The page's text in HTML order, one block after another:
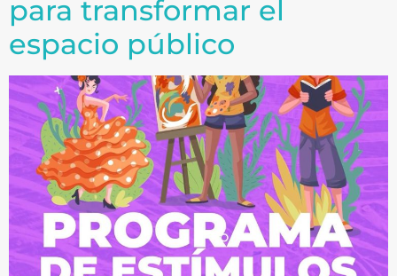
para transformar el
espacio público